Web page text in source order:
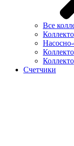
Все
Счетчики